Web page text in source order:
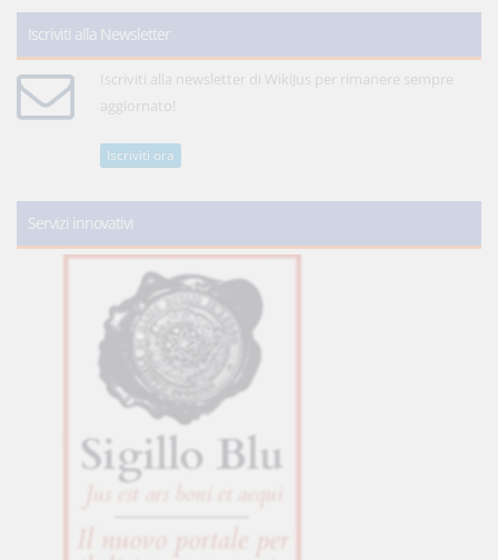
Iscriviti alla Newsletter
Iscriviti alla newsletter di WikiJus per rimanere sempre
aggiornato!
Iscriviti ora
Servizi innovativi